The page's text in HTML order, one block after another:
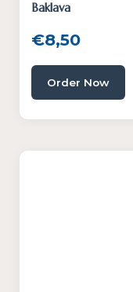
Baklava
€8,50
Order Now